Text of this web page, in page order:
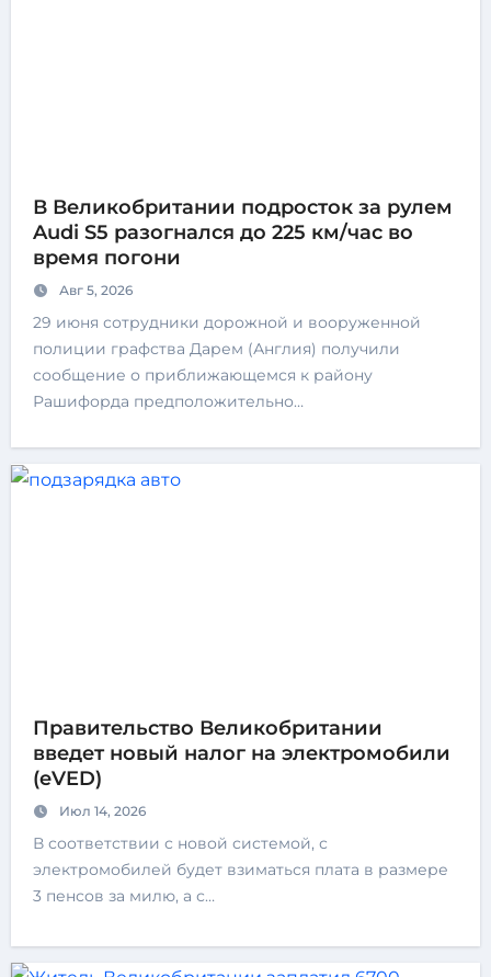
В Великобритании подросток за рулем
Audi S5 разогнался до 225 км/час во
время погони
Авг 5, 2026
29 июня сотрудники дорожной и вооруженной
полиции графства Дарем (Англия) получили
сообщение о приближающемся к району
Рашифорда предположительно…
Правительство Великобритании
введет новый налог на электромобили
(eVED)
Июл 14, 2026
В соответствии с новой системой, с
электромобилей будет взиматься плата в размере
3 пенсов за милю, а с…